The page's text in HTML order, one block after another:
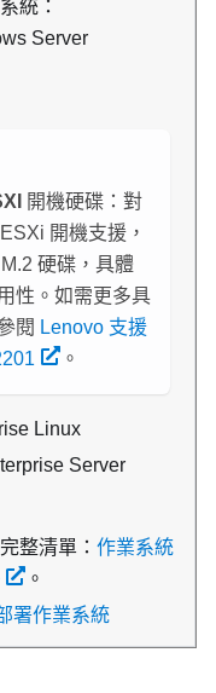
統：
Server
開機硬碟：對
開機支援，
硬碟，具體
性。如需更多具
閱 Lenovo 支援
。
Linux
Server
整清單： 作業系統
。
署作業系統